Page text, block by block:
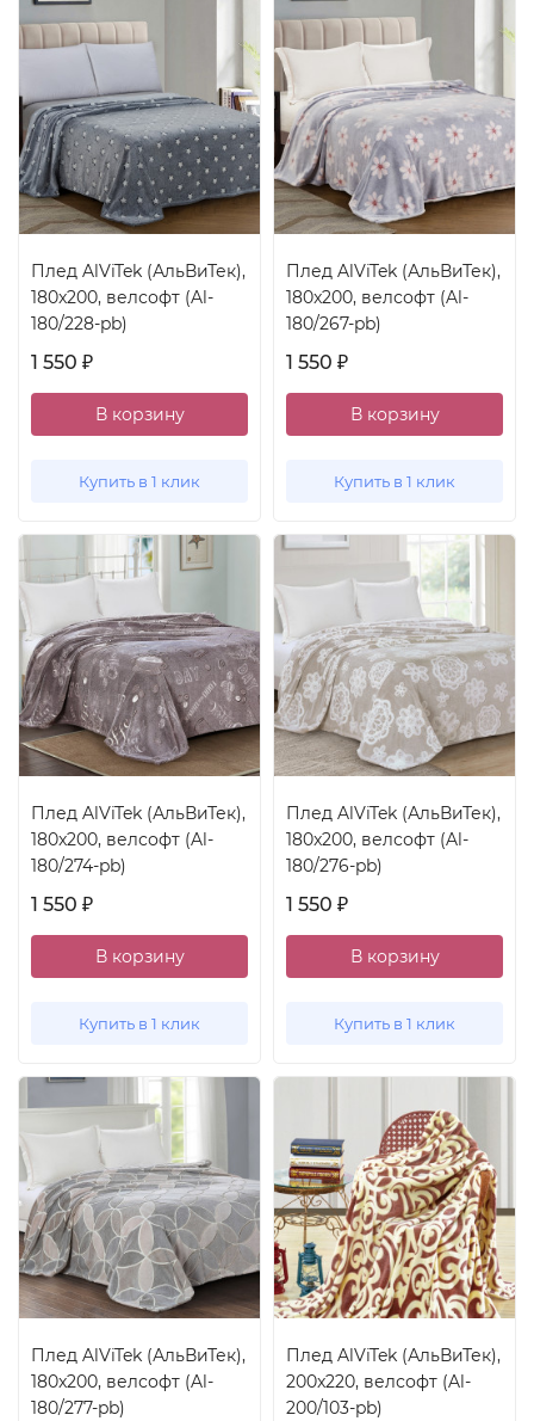
Плед AlViTek (АльВиТек),
180x200, велсофт (Al-
180/228-pb)
1 550 ₽
В корзину
Купить в 1 клик
Плед AlViTek (АльВиТек),
180x200, велсофт (Al-
180/267-pb)
1 550 ₽
В корзину
Купить в 1 клик
Плед AlViTek (АльВиТек),
180x200, велсофт (Al-
180/274-pb)
1 550 ₽
В корзину
Купить в 1 клик
Плед AlViTek (АльВиТек),
180x200, велсофт (Al-
180/276-pb)
1 550 ₽
В корзину
Купить в 1 клик
Плед AlViTek (АльВиТек),
180x200, велсофт (Al-
180/277-pb)
Плед AlViTek (АльВиТек),
200x220, велсофт (Al-
200/103-pb)